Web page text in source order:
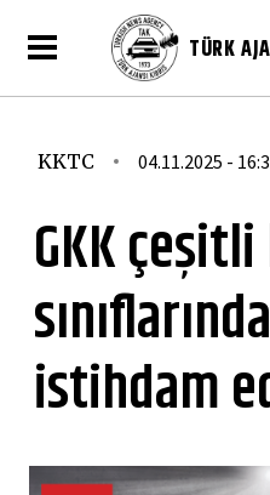
TÜRK
KKTC 04.11.2025 -
GKK
istihdam